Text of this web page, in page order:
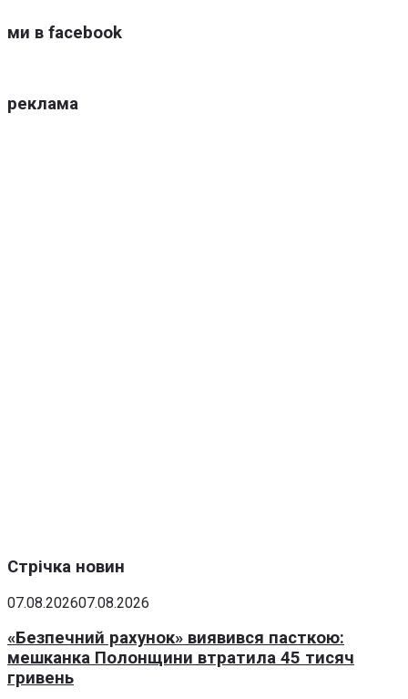
ми в facebook
реклама
Стрічка новин
07.08.202607.08.2026
«Безпечний рахунок» виявився пасткою:
мешканка Полонщини втратила 45 тисяч
гривень